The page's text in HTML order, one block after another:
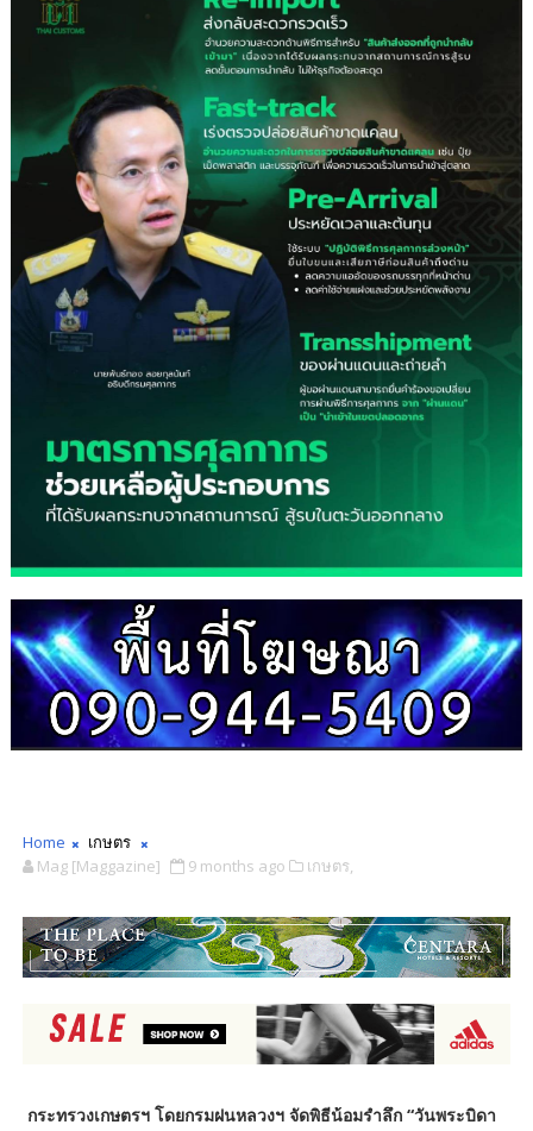
Home
เกษตร
Mag [Maggazine]
9 months ago เกษตร,
กระทรวงเกษตรฯ โดยกรมฝนหลวงฯ จัดพิธีน้อมรำลึก “วันพระบิดา